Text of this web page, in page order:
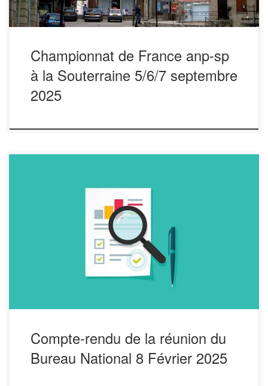
Championnat de France anp-sp
à la Souterraine 5/6/7 septembre
2025
Commission Nationale de Pétanque Réunion du 8 Février
2025 Présents : Claude RIVERE DE CARLES (31).
Thierry SOLANA (09). Vincent PASCUAL (33). Roland
GAUTHIER (30). Philippe BLANCHARD (65). Comité
organisation 23 : CHOPLIN Anthony (Vice-Président
UDSP 23). LAFRIQUE Laurent. BOURCY Xavier.
LAMARDELLE Cédric. MARCHAND Nathalie. LAFRIQUE
Océane. VINCENT Victorien. […]
Compte-rendu de la réunion du
Bureau National 8 Février 2025